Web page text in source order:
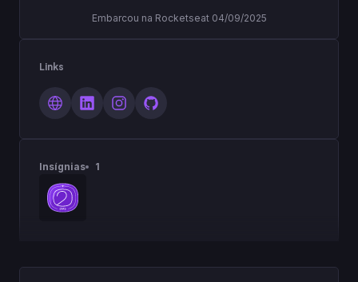
Embarcou na Rocketseat 04/09/2025
Links
Insígnias 1